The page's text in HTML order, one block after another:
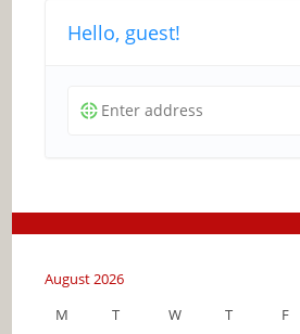
Hello, guest!
August 2026
M
T W T F